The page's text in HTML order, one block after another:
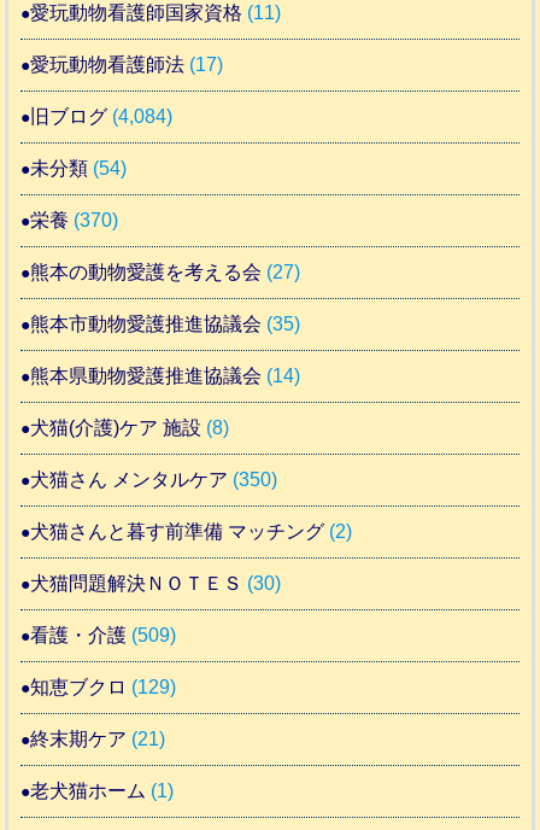
愛玩動物看護師国家資格 (11)
愛玩動物看護師法 (17)
旧ブログ (4,084)
未分類 (54)
栄養 (370)
熊本の動物愛護を考える会 (27)
熊本市動物愛護推進協議会 (35)
熊本県動物愛護推進協議会 (14)
犬猫(介護)ケア 施設 (8)
犬猫さん メンタルケア (350)
犬猫さんと暮す前準備 マッチング (2)
犬猫問題解決ＮＯＴＥＳ (30)
看護・介護 (509)
知恵ブクロ (129)
終末期ケア (21)
老犬猫ホーム (1)